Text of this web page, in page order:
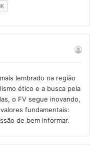
lembrado na região
ético e a busca pela
o FV segue inovando,
fundamentais:
de bem informar.​